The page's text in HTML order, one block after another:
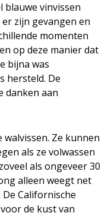
blauwe vinvissen
er zijn gevangen en
momenten
op deze manier dat
bijna was
hersteld. De
danken aan
Ze kunnen
als ze volwassen
als ongeveer 30
alleen weegt net
Californische
de kust van